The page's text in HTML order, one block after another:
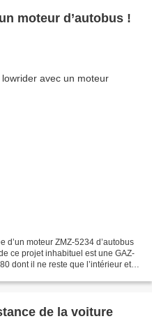
moteur d’autobus !
moteur ZMZ-5234 d’autobus
ce projet inhabituel est une GAZ-
dont il ne reste que l’intérieur et la
de la voiture